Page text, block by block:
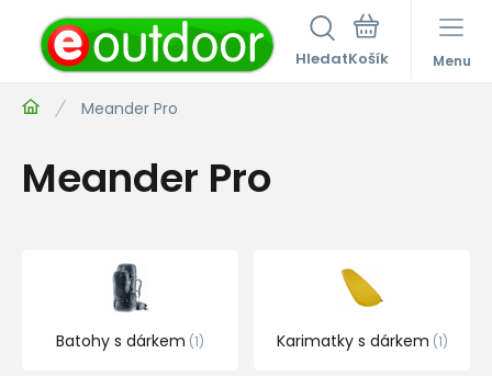
Hledat Menu
Meander Pro
Meander Pro
Batohy s dárkem 1 Karimatky s dárkem 1